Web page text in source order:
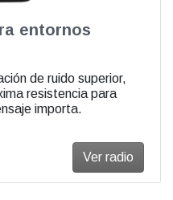
entornos
de ruido superior,
resistencia para
importa.
Ver radio